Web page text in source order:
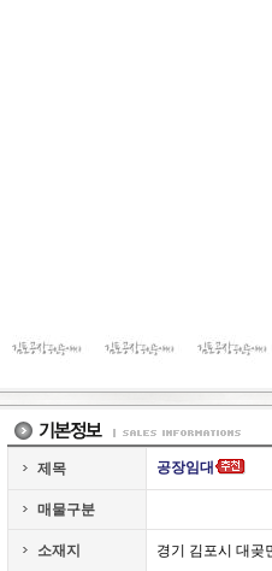
제목 공장임대
매물구분
소재지 경기 김포시 대곶